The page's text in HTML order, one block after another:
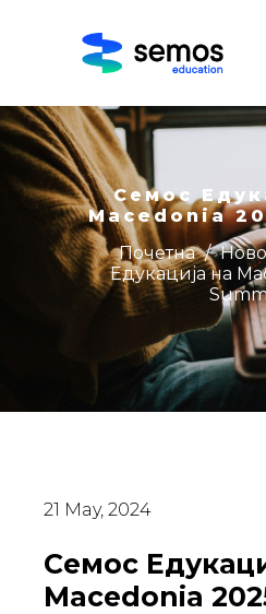
Семос
Macedonia
Почетна /
Едукација на
21 May, 2024
Семос
Macedonia